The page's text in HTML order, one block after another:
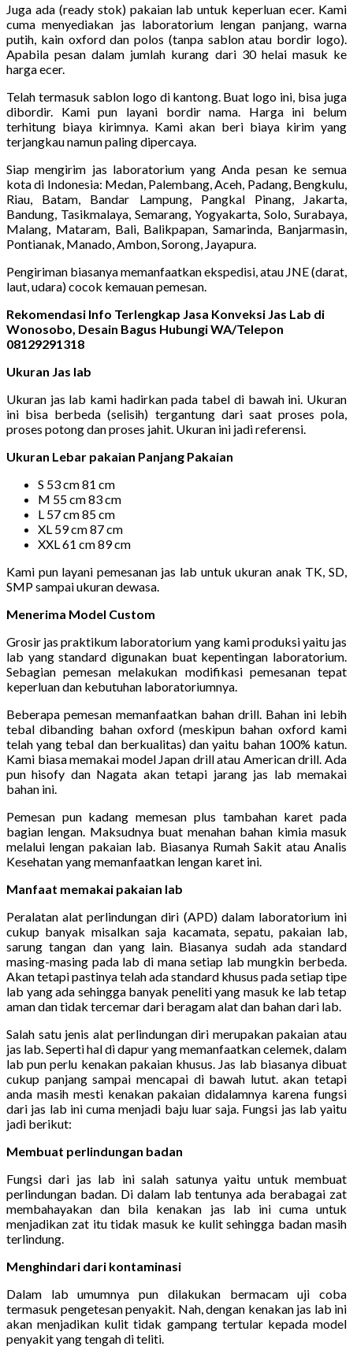
Juga ada (ready stok) pakaian lab untuk keperluan ecer. Kami
cuma menyediakan jas laboratorium lengan panjang, warna
putih, kain oxford dan polos (tanpa sablon atau bordir logo).
Apabila pesan dalam jumlah kurang dari 30 helai masuk ke
harga ecer.
Telah termasuk sablon logo di kantong. Buat logo ini, bisa juga
dibordir. Kami pun layani bordir nama. Harga ini belum
terhitung biaya kirimnya. Kami akan beri biaya kirim yang
terjangkau namun paling dipercaya.
Siap mengirim jas laboratorium yang Anda pesan ke semua
kota di Indonesia: Medan, Palembang, Aceh, Padang, Bengkulu,
Riau, Batam, Bandar Lampung, Pangkal Pinang, Jakarta,
Bandung, Tasikmalaya, Semarang, Yogyakarta, Solo, Surabaya,
Malang, Mataram, Bali, Balikpapan, Samarinda, Banjarmasin,
Pontianak, Manado, Ambon, Sorong, Jayapura.
Pengiriman biasanya memanfaatkan ekspedisi, atau JNE (darat,
laut, udara) cocok kemauan pemesan.
Rekomendasi Info Terlengkap Jasa Konveksi Jas Lab di
Wonosobo, Desain Bagus Hubungi WA/Telepon
08129291318
Ukuran Jas lab
Ukuran jas lab kami hadirkan pada tabel di bawah ini. Ukuran
ini bisa berbeda (selisih) tergantung dari saat proses pola,
proses potong dan proses jahit. Ukuran ini jadi referensi.
Ukuran Lebar pakaian Panjang Pakaian
S 53 cm 81 cm
M 55 cm 83 cm
L 57 cm 85 cm
XL 59 cm 87 cm
XXL 61 cm 89 cm
Kami pun layani pemesanan jas lab untuk ukuran anak TK, SD,
SMP sampai ukuran dewasa.
Menerima Model Custom
Grosir jas praktikum laboratorium yang kami produksi yaitu jas
lab yang standard digunakan buat kepentingan laboratorium.
Sebagian pemesan melakukan modifikasi pemesanan tepat
keperluan dan kebutuhan laboratoriumnya.
Beberapa pemesan memanfaatkan bahan drill. Bahan ini lebih
tebal dibanding bahan oxford (meskipun bahan oxford kami
telah yang tebal dan berkualitas) dan yaitu bahan 100% katun.
Kami biasa memakai model Japan drill atau American drill. Ada
pun hisofy dan Nagata akan tetapi jarang jas lab memakai
bahan ini.
Pemesan pun kadang memesan plus tambahan karet pada
bagian lengan. Maksudnya buat menahan bahan kimia masuk
melalui lengan pakaian lab. Biasanya Rumah Sakit atau Analis
Kesehatan yang memanfaatkan lengan karet ini.
Manfaat memakai pakaian lab
Peralatan alat perlindungan diri (APD) dalam laboratorium ini
cukup banyak misalkan saja kacamata, sepatu, pakaian lab,
sarung tangan dan yang lain. Biasanya sudah ada standard
masing-masing pada lab di mana setiap lab mungkin berbeda.
Akan tetapi pastinya telah ada standard khusus pada setiap tipe
lab yang ada sehingga banyak peneliti yang masuk ke lab tetap
aman dan tidak tercemar dari beragam alat dan bahan dari lab.
Salah satu jenis alat perlindungan diri merupakan pakaian atau
jas lab. Seperti hal di dapur yang memanfaatkan celemek, dalam
lab pun perlu kenakan pakaian khusus. Jas lab biasanya dibuat
cukup panjang sampai mencapai di bawah lutut. akan tetapi
anda masih mesti kenakan pakaian didalamnya karena fungsi
dari jas lab ini cuma menjadi baju luar saja. Fungsi jas lab yaitu
jadi berikut:
Membuat perlindungan badan
Fungsi dari jas lab ini salah satunya yaitu untuk membuat
perlindungan badan. Di dalam lab tentunya ada berabagai zat
membahayakan dan bila kenakan jas lab ini cuma untuk
menjadikan zat itu tidak masuk ke kulit sehingga badan masih
terlindung.
Menghindari dari kontaminasi
Dalam lab umumnya pun dilakukan bermacam uji coba
termasuk pengetesan penyakit. Nah, dengan kenakan jas lab ini
akan menjadikan kulit tidak gampang tertular kepada model
penyakit yang tengah di teliti.